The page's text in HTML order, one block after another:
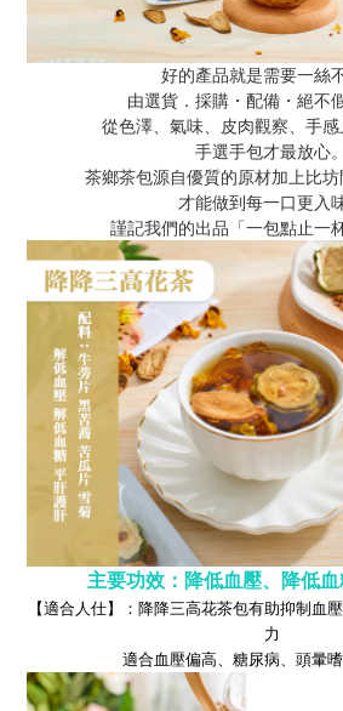
好的產品就是需要一絲不
由選貨．採購・配備・絕不
從色澤、氣味、皮肉觀察、手感
手選手包才最放心。
茶鄉茶包源自優質的原材加上比坊
才能做到每一口更入
謹記我們的出品「一包點止一
主要功效：降低血壓、降低
【適合人仕】 ：降降三高花茶包有助抑制血
力
適合血壓偏高、糖尿病、頭暈